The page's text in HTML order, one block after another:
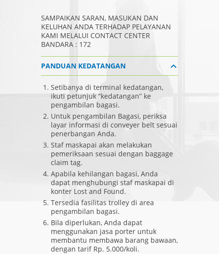
SAMPAIKAN SARAN, MASUKAN DAN
KELUHAN ANDA TERHADAP PELAYANAN
KAMI MELALUI CONTACT CENTER
BANDARA : 172
PANDUAN KEDATANGAN
Setibanya di terminal kedatangan,
ikuti petunjuk “kedatangan” ke
pengambilan bagasi.
Untuk pengambilan Bagasi, periksa
layar informasi di conveyer belt sesuai
penerbangan Anda.
Staf maskapai akan melakukan
pemeriksaan sesuai dengan baggage
claim tag.
Apabila kehilangan bagasi, Anda
dapat menghubungi staf maskapai di
konter Lost and Found.
Tersedia fasilitas trolley di area
pengambilan bagasi.
Bila diperlukan, Anda dapat
menggunakan jasa porter untuk
membantu membawa barang bawaan,
dengan tarif Rp. 5.000/koli.